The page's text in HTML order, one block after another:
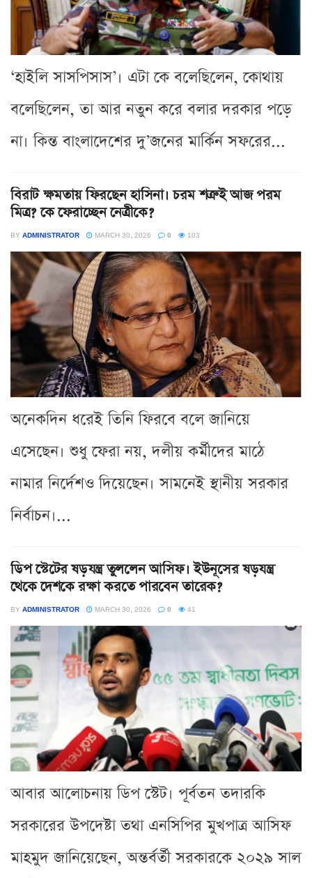
‘হাইলি সাসপিসাস’। এটা কে বলেছিলেন, কোথায়
বলেছিলেন, তা আর নতুন করে বলার দরকার পড়ে
না। কিন্ত বাংলাদেশের দু’জনের মার্কিন সফরের...
বিরাট ক্ষমতায় ফিরছেন হাসিনা। চরম শত্রুই আজ পরম
মিত্র? কে ফেরাচ্ছেন নেত্রীকে?
BY ADMINISTRATOR MARCH 30, 2026 0 103
অনেকদিন ধরেই তিনি ফিরবে বলে জানিয়ে
এসেছেন। শুধু ফেরা নয়, দলীয় কর্মীদের মাঠে
নামার নির্দেশও দিয়েছেন। সামনেই স্থানীয় সরকার
নির্বাচন।...
ডিপ স্টেটের ষড়যন্ত্র তুললেন আসিফ। ইউনূসের ষড়যন্ত্র
থেকে দেশকে রক্ষা করতে পারবেন তারেক?
BY ADMINISTRATOR MARCH 30, 2026 0 41
আবার আলোচনায় ডিপ স্টেট। পূর্বতন তদারকি
সরকারের উপদেষ্টা তথা এনসিপির মুখপাত্র আসিফ
মাহমুদ জানিয়েছেন, অন্তর্বর্তী সরকারকে ২০২৯ সাল